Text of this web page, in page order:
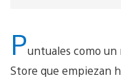
Puntuales como un
Store que empiezan